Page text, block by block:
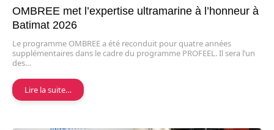
OMBREE met l’expertise ultramarine à l’honneur à
Batimat 2026
Le programme OMBREE a été reconduit pour quatre années
supplémentaires dans le cadre du programme PROFEEL. Il sera l’un
des…
Lire la suite…